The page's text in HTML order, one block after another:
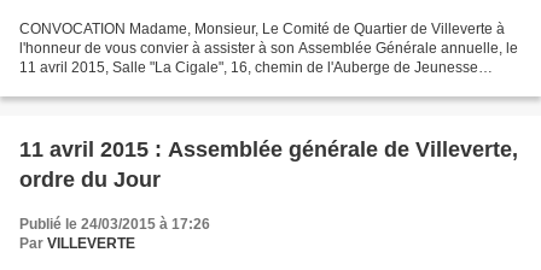
CONVOCATION Madame, Monsieur, Le Comité de Quartier de Villeverte à
l'honneur de vous convier à assister à son Assemblée Générale annuelle, le
11 avril 2015, Salle "La Cigale", 16, chemin de l'Auberge de Jeunesse
11 avril 2015 : Assemblée générale de Villeverte,
ordre du Jour
Publié le 24/03/2015 à 17:26
Par VILLEVERTE